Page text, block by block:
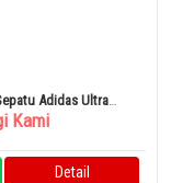
Adidas Ultra
Ultra Boost 4.0
Kami
Detail